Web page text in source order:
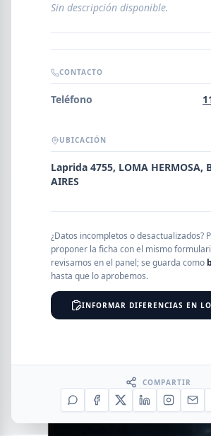
SEGMENTO
Sin descripción disponible.
CONTACTO
Teléfono
UBICACIÓN
Laprida 4755, LOMA HERMOSA,
AIRES
¿Datos incompletos o desactualizados?
proponer la ficha con el mismo
revisamos en el panel; se guarda como
hasta que lo aprobemos.
INFORMAR DIFERENCIAS EN
COMPARTIR